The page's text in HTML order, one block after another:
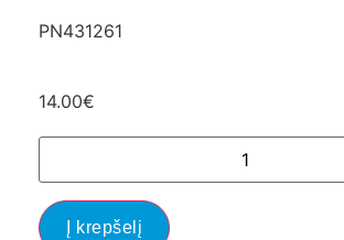
PN431261
14.00€
Į krepšelį